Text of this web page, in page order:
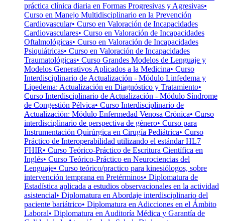
práctica clínica diaria en Formas Progresivas y Agresivas•
Curso en Manejo Multidisciplinario en la Prevención
Cardiovascular• Curso en Valoración de Incapacidades
Cardiovasculares• Curso en Valoración de Incapacidades
Oftalmológicas• Curso en Valoración de Incapacidades
Psiquiátricas• Curso en Valoración de Incapacidades
Traumatológicas• Curso Grandes Modelos de Lenguaje y
Modelos Generativos Aplicados a la Medicina• Curso
Interdisciplinario de Actualización - Módulo Linfedema y
Lipedema: Actualización en Diagnóstico y Tratamiento•
Curso Interdisciplinario de Actualización - Módulo Síndrome
de Congestión Pélvica• Curso Interdisciplinario de
Actualización: Módulo Enfermedad Venosa Crónica• Curso
interdisciplinario de perspectiva de género• Curso para
Instrumentación Quirúrgica en Cirugía Pediátrica• Curso
Práctico de Interoperabilidad utilizando el estándar HL7
FHIR• Curso Teórico-Práctico de Escritura Científica en
Inglés• Curso Teórico-Práctico en Neurociencias del
Lenguaje• Curso teórico/practico para kinesiólogos, sobre
intervención temprana en Pretérminos• Diplomatura de
Estadística aplicada a estudios observacionales en la actividad
asistencial• Diplomatura en Abordaje interdisciplinario del
paciente bariátrico• Diplomatura en Adicciones en el Ámbito
Laboral• Diplomatura en Auditoría Médica y Garantía de